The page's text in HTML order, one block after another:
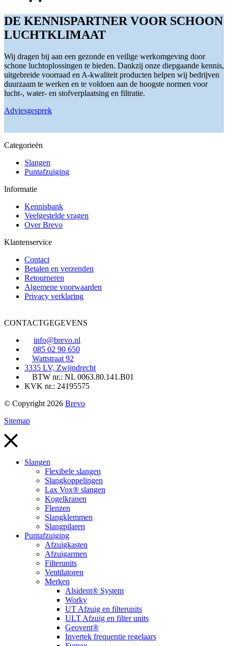
worden
op
de
meerdere
variaties.
Deze
kan
gekozen
worden
op
de
productpagina
DE KENNISPARTNER VOOR SCHOON
LUCHTKLIMAAT
Wij dragen bij aan een gezonde en veilige werkomgeving door
schone luchtoplossingen te bieden. Dankzij onze diepgaande kennis,
uitgebreide voorraad en A-kwaliteit producten helpen wij bedrijven
duurzaam te werken en te voldoen aan de hoogste normen voor
lucht-, water- en stofverplaatsing en filtratie.
Adviesgesprek
Categorieën
Slangen
Puntafzuiging
Informatie
Kennisbank
Veelgestelde vragen
Over Brevo
Klantenservice
Contact
Betalen en verzenden
Retourneren
Algemene voorwaarden
Privacy verklaring
CONTACTGEGEVENS
info@brevo.nl
085 02 90 650
Wattstraat 92
3335 LV, Zwijndrecht
BTW nr.: NL 0063.80.141.B01
KVK nr.: 24195575
© Copyright 2026 Brevo
Sitemap
Slangen
Flexibele slangen
Slangkoppelingen
Lax Vox® slangen
Kogelkranen
Flenzen
Slangklemmen
Slangpilaren
Puntafzuiging
Afzuigkasten
Afzuigarmen
Filterunits
Ventilatoren
Merken
Alsident® System
Worky
UT Afzuig en filterunits
ULT Afzuig en filter units
Geovent®
Invertek frequentie regelaars